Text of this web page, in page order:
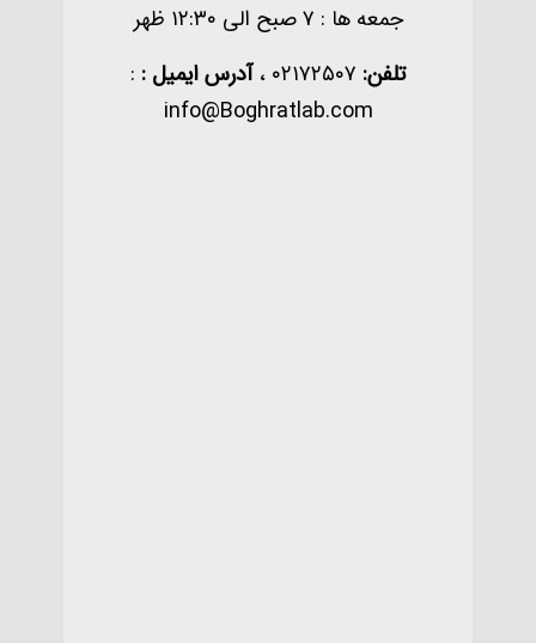
جمعه ها : ۷ صبح الی ۱۲:۳۰ ظهر
تلفن:
آدرس ایمیل : :
info@Boghratlab.com